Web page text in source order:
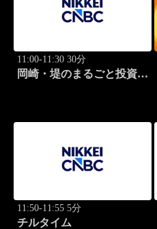
11:00-11:30 30分
岡崎・堤のまるごと投資道
11:50-11:55 5分
チルタイム